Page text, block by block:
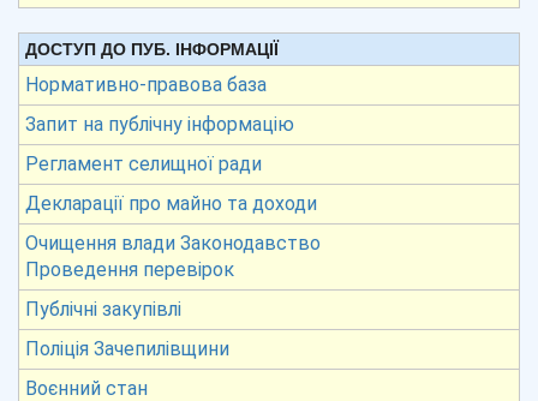
ДОСТУП ДО ПУБ. ІНФОРМАЦІЇ
Нормативно-правова база
Запит на публічну інформацію
Регламент селищної ради
Декларації про майно та доходи
Очищення влади Законодавство
Проведення перевірок
Публічні закупівлі
Поліція Зачепилівщини
Воєнний стан